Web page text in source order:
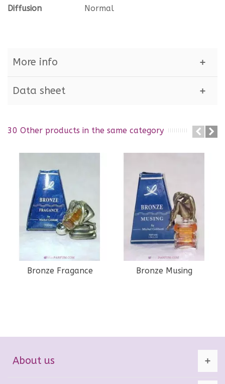
Diffusion
Normal
More info
Data sheet
30 Other products in the same category
Bronze Fragance Bronze Musing
About us